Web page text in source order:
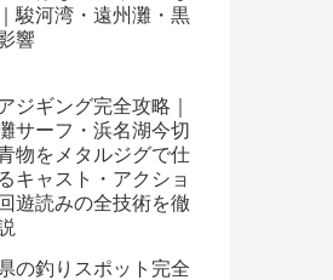
駿河湾・遠州灘・黒
響
ジギング完全攻略｜
サーフ・浜名湖今切
物をメタルジグで仕
キャスト・アクショ
遊読みの全技術を徹
の釣りスポット完全